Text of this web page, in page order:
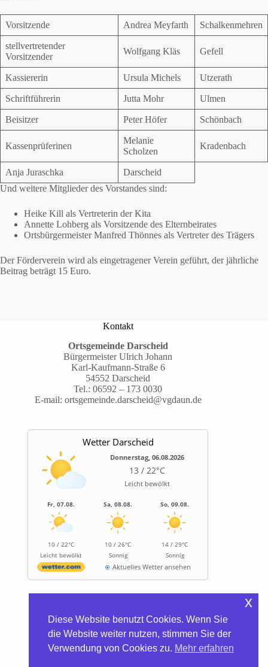
Vorsitzende Andrea Meyfarth Schalkenmehren
stellvertretender
Vorsitzender
Wolfgang Kläs Gefell
Kassiererin Ursula Michels Utzerath
Schriftführerin Jutta Mohr Ulmen
Beisitzer Peter Höfer Schönbach
Kassenprüferinen
Melanie
Scholzen
Kradenbach
Anja Juraschka
Darscheid
Und weitere Mitglieder des Vorstandes sind:
Heike Kill als Vertreterin der Kita
Annette Lohberg als Vorsitzende des Elternbeirates
Ortsbürgermeister Manfred Thönnes als Vertreter des Trägers
Der Förderverein wird als eingetragener Verein geführt, der jährliche
Beitrag beträgt 15 Euro.
Kontakt
Ortsgemeinde Darscheid
Bürgermeister Ulrich Johann
Karl-Kaufmann-Straße 6
54552 Darscheid
Tel.:06592 – 173 0030
E-mail: ortsgemeinde.darscheid@vgdaun.de
Wetter Darscheid
Donnerstag, 06.08.2026
13 / 22°C
Leicht bewölkt
Fr, 07.08.
10 / 22°C
Leicht bewölkt
Sa, 08.08.
10 / 26°C
Sonnig
So, 09.08.
14 / 29°C
Sonnig
Aktuelles Wetter ansehen
Biocontainer
Trinkwasserhärte
Satzung/Gebühren
Diese Website benutzt Cookies. Wenn Sie
die Website weiter nutzen, stimmen Sie der
Verwendung von Cookies zu. Mehr erfahren
x